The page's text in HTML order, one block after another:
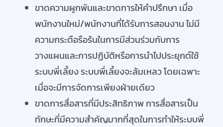
ขาดความผูกพันและขาดการให้คำปรึกษา เมื่อ
พนักงานใหม่/พนักงานที่ได้รับการสอนงาน ไม่มี
ความกระตือรือร้นในการมีส่วนร่วมกับการ
วางแผนและการปฏิบัติหรือการนำไปประยุกต์ใช้
ระบบพี่เลี้ยง ระบบพี่เลี้ยงจะล้มเหลว โดยเฉพาะ
เมื่อจะมีการจัดการเพียงฝ่ายเดียว
ขาดการสื่อสารที่มีประสิทธิภาพ การสื่อสารเป็น
ทักษะที่มีความสำคัญมากที่สุดในการทำให้ระบบพี่